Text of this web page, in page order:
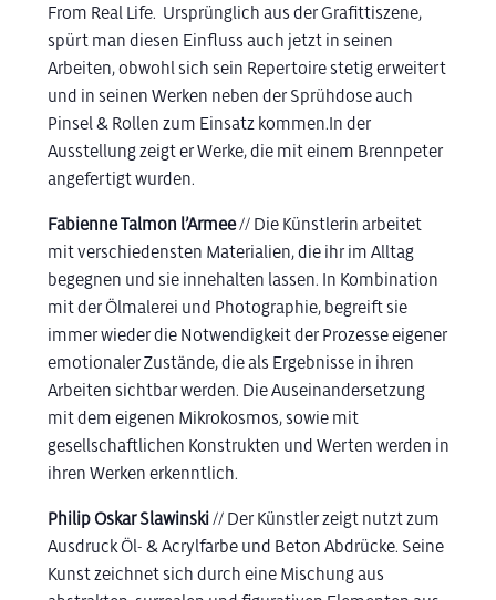
From Real Life. Ursprünglich aus der Grafittiszene,
spürt man diesen Einfluss auch jetzt in seinen
Arbeiten, obwohl sich sein Repertoire stetig erweitert
und in seinen Werken neben der Sprühdose auch
Pinsel & Rollen zum Einsatz kommen.In der
Ausstellung zeigt er Werke, die mit einem Brennpeter
angefertigt wurden.
Fabienne Talmon l’Armee// Die Künstlerin arbeitet
mit verschiedensten Materialien, die ihr im Alltag
begegnen und sie innehalten lassen. In Kombination
mit der Ölmalerei und Photographie, begreift sie
immer wieder die Notwendigkeit der Prozesse eigener
emotionaler Zustände, die als Ergebnisse in ihren
Arbeiten sichtbar werden. Die Auseinandersetzung
mit dem eigenen Mikrokosmos, sowie mit
gesellschaftlichen Konstrukten und Werten werden in
ihren Werken erkenntlich.
Philip Oskar Slawinski// Der Künstler zeigt nutzt zum
Ausdruck Öl- & Acrylfarbe und Beton Abdrücke. Seine
Kunst zeichnet sich durch eine Mischung aus